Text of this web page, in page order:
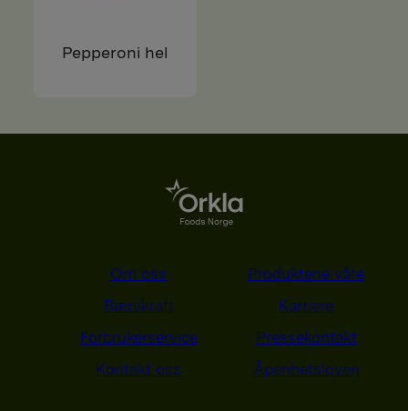
Pepperoni hel
Om oss
Produktene våre
Bærekraft
Karriere
Forbrukerservice
Pressekontakt
Kontakt oss
Åpenhetsloven